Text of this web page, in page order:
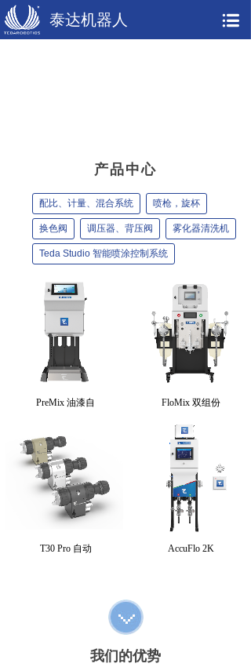
产品中心
PreMix 油漆自 FloMix 双组份
T30 Pro 自动 AccuFlo 2K
配比、计量、混合系统 喷枪，旋杯
换色阀 调压器、背压阀 雾化器清洗机
Teda Studio 智能喷涂控制系统
我们的优势
泰达机器人